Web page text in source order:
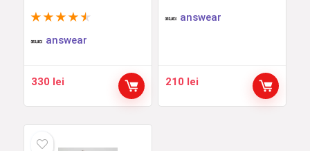
★ ★ ★ ★ ★
answear
330 lei
answear
210 lei